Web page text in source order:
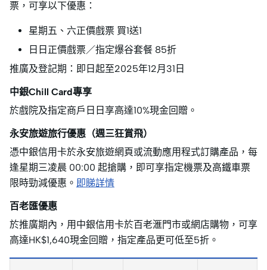
票，可享以下優惠：
星期五、六正價戲票 買1送1
日日正價戲票／指定爆谷套餐 85折
推廣及登記期：即日起至2025年12月31日
中銀Chill Card專享
於戲院及指定商戶日日享高達10%現金回贈。
永安旅遊旅行優惠（週三狂賞飛）
憑中銀信用卡於永安旅遊網頁或流動應用程式訂購產品，每
逢星期三凌晨 00:00 起搶購，即可享指定機票及高鐵車票
限時勁減優惠。 即睇詳情
百老匯優惠
於推廣期內，用中銀信用卡於百老滙門市或網店購物，可享
高達HK$1,640現金回贈，指定產品更可低至5折。